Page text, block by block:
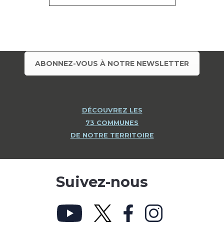
ABONNEZ-VOUS À NOTRE NEWSLETTER
DÉCOUVREZ LES
73 COMMUNES
DE NOTRE TERRITOIRE
Suivez-nous